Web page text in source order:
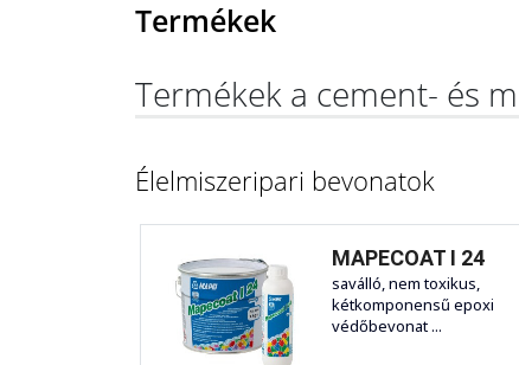
Termékek
Termékek a cement- és
Élelmiszeripari bevonatok
MAPECOAT I 24
saválló, nem toxikus,
kétkomponensű epoxi
védőbevonat ...